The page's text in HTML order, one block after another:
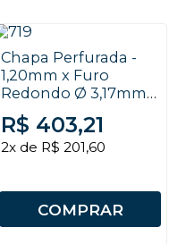
Chapa Perfurada -
1,20mm x Furo
Redondo Ø 3,17mm x
EC 6mm x 2x1m
R$ 403,21
2x de R$ 201,60
COMPRAR